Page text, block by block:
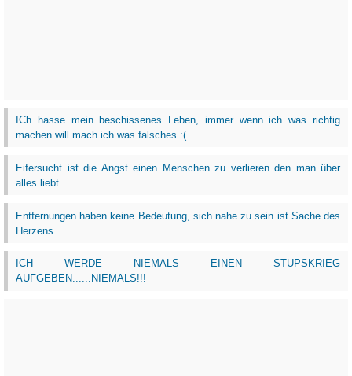
ICh hasse mein beschissenes Leben, immer wenn ich was richtig
machen will mach ich was falsches :(
Eifersucht ist die Angst einen Menschen zu verlieren den man über
alles liebt.
Entfernungen haben keine Bedeutung, sich nahe zu sein ist Sache des
Herzens.
ICH WERDE NIEMALS EINEN STUPSKRIEG
AUFGEBEN......NIEMALS!!!